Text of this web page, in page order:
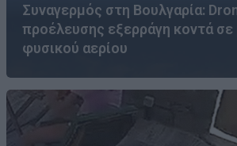
Συναγερμός στη Βουλγαρία:
προέλευσης εξερράγη κοντά
φυσικού αερίου